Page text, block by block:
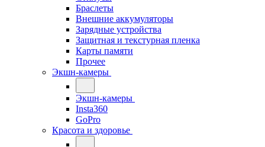
Браслеты
Внешние аккумуляторы
Зарядные устройства
Защитная и текстурная пленка
Карты памяти
Прочее
Экшн-камеры
Экшн-камеры
Insta360
GoPro
Красота и здоровье